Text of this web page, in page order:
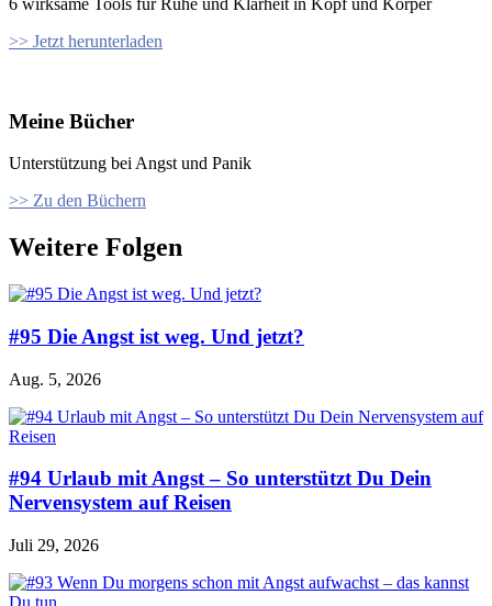
6 wirksame Tools für Ruhe und Klarheit in Kopf und Körper
>> Jetzt herunterladen
Meine Bücher
Unterstützung bei Angst und Panik
>> Zu den Büchern
Weitere Folgen
#95 Die Angst ist weg. Und jetzt?
Aug. 5, 2026
#94 Urlaub mit Angst – So unterstützt Du Dein
Nervensystem auf Reisen
Juli 29, 2026